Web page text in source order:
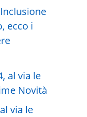
ecco i
via le